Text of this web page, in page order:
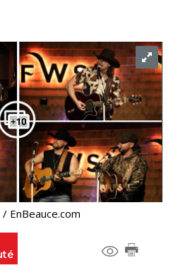
EnBeauce.com